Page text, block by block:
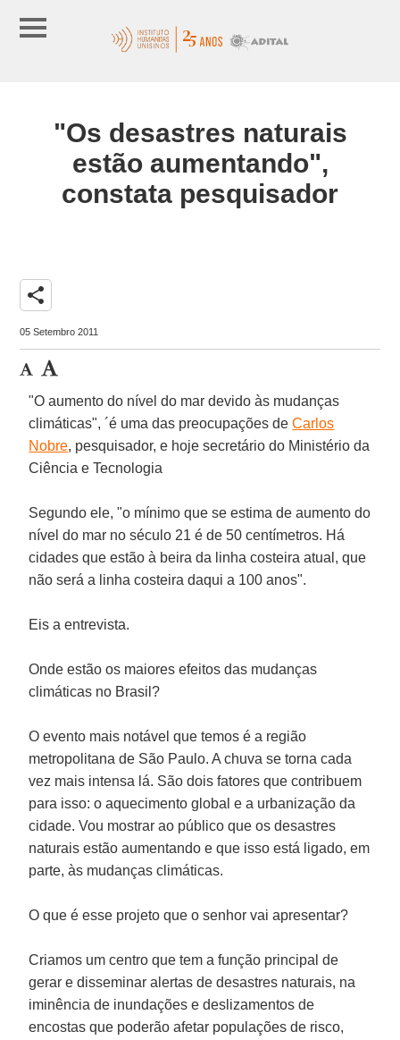
"Os desastres naturais
estão aumentando",
constata pesquisador
share
05 Setembro 2011
"O aumento do nível do mar devido às mudanças
climáticas", ´é uma das preocupações deCarlos
Nobre, pesquisador, e hoje secretário do Ministério da
Ciência e Tecnologia
Segundo ele, "o mínimo que se estima de aumento do
nível do mar no século 21 é de 50 centímetros. Há
cidades que estão à beira da linha costeira atual, que
não será a linha costeira daqui a 100 anos".
Eis a entrevista.
Onde estão os maiores efeitos das mudanças
climáticas no Brasil?
O evento mais notável que temos é a região
metropolitana de São Paulo. A chuva se torna cada
vez mais intensa lá. São dois fatores que contribuem
para isso: o aquecimento global e a urbanização da
cidade. Vou mostrar ao público que os desastres
naturais estão aumentando e que isso está ligado, em
parte, às mudanças climáticas.
O que é esse projeto que o senhor vai apresentar?
Criamos um centro que tem a função principal de
gerar e disseminar alertas de desastres naturais, na
iminência de inundações e deslizamentos de
encostas que poderão afetar populações de risco,